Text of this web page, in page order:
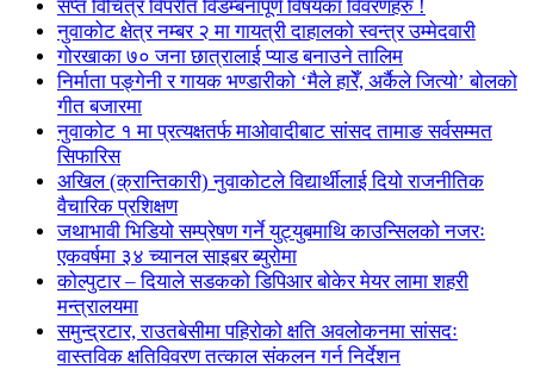
सप्त विचित्र विपरीत विडम्बनापूर्ण विषयका विवरणहरु !
नुवाकोट क्षेत्र नम्बर २ मा गायत्री दाहालको स्वन्त्र उम्मेदवारी
गोरखाका ७० जना छात्रालाई प्याड बनाउने तालिम
निर्माता पङ्गेनी र गायक भण्डारीको ‘मैले हारेँ, अर्कैले जित्यो’ बोलको
गीत बजारमा
नुवाकोट १ मा प्रत्यक्षतर्फ माओवादीबाट सांसद तामाङ सर्वसम्मत
सिफारिस
अखिल (क्रान्तिकारी) नुवाकोटले विद्यार्थीलाई दियो राजनीतिक
वैचारिक प्रशिक्षण
जथाभावी भिडियो सम्प्रेषण गर्ने युट्युबमाथि काउन्सिलको नजरः
एकवर्षमा ३४ च्यानल साइबर ब्युरोमा
कोल्पुटार – दियाले सडकको डिपिआर बोकेर मेयर लामा शहरी
मन्त्रालयमा
समुन्द्रटार, राउतबेसीमा पहिरोको क्षति अवलोकनमा सांसदः
वास्तविक क्षतिविवरण तत्काल संकलन गर्न निर्देशन